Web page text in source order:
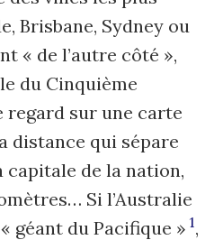
Brisbane, Sydney ou
« de l’autre côté »,
du Cinquième
regard sur une carte
distance qui sépare
capitale de la nation,
Si l’Australie
géant du Pacifique » 1,